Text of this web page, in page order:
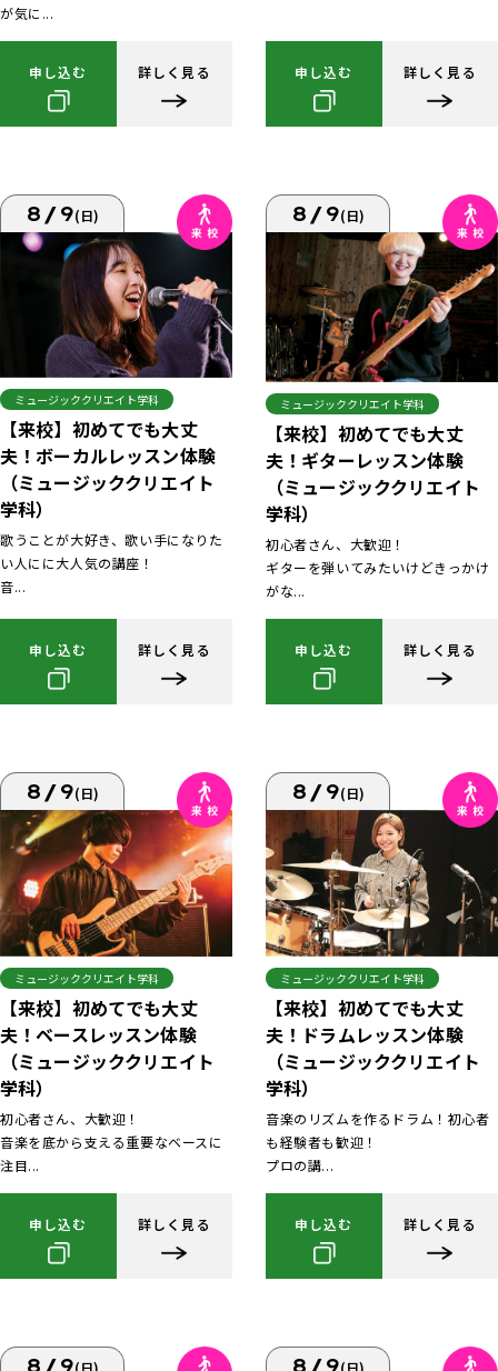
が気に...
申し込む 詳しく見る 申し込む 詳しく見る
8/9(日)
ミュージッククリエイト学科
【来校】初めてでも大丈
夫！ボーカルレッスン体験
（ミュージッククリエイト
学科）
歌うことが大好き、歌い手になりた
い人にに大人気の講座！
音...
申し込む 詳しく見る
8/9(日)
ミュージッククリエイト学科
【来校】初めてでも大丈
夫！ギターレッスン体験
（ミュージッククリエイト
学科）
初心者さん、大歓迎！
ギターを弾いてみたいけどきっかけ
がな...
申し込む 詳しく見る
8/9(日)
ミュージッククリエイト学科
【来校】初めてでも大丈
夫！ベースレッスン体験
（ミュージッククリエイト
学科）
初心者さん、大歓迎！
音楽を底から支える重要なベースに
注目...
申し込む 詳しく見る
8/9(日)
ミュージッククリエイト学科
【来校】初めてでも大丈
夫！ドラムレッスン体験
（ミュージッククリエイト
学科）
音楽のリズムを作るドラム！初心者
も経験者も歓迎！
プロの講...
申し込む 詳しく見る
8/9(日) 8/9(日)